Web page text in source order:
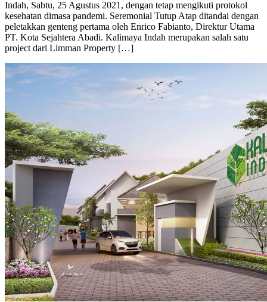
Indah, Sabtu, 25 Agustus 2021, dengan tetap mengikuti protokol
kesehatan dimasa pandemi. Seremonial Tutup Atap ditandai dengan
peletakkan genteng pertama oleh Enrico Fabianto, Direktur Utama
PT. Kota Sejahtera Abadi. Kalimaya Indah merupakan salah satu
project dari Limman Property […]